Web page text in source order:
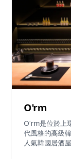
O'rm
O'rm是位於上
代風格的高級
人氣韓國居酒